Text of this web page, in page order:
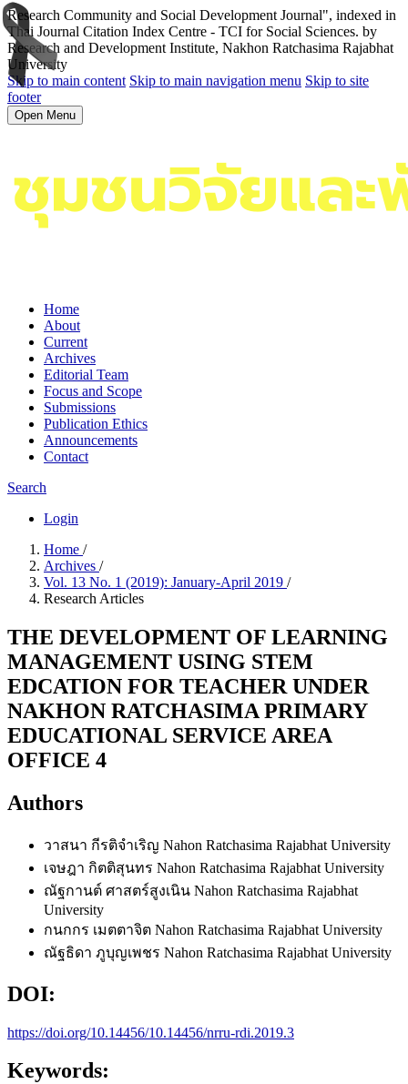
Research Community and Social Development Journal", indexed in
Thai Journal Citation Index Centre - TCI for Social Sciences. by
Research and Development Institute, Nakhon Ratchasima Rajabhat
University
Skip to main content Skip to main navigation menu Skip to site
footer
Open Menu
Home
About
Current
Archives
Editorial Team
Focus and Scope
Submissions
Publication Ethics
Announcements
Contact
Search
Login
Home /
Archives /
Vol. 13 No. 1 (2019): January-April 2019 /
Research Articles
THE DEVELOPMENT OF LEARNING
MANAGEMENT USING STEM
EDCATION FOR TEACHER UNDER
NAKHON RATCHASIMA PRIMARY
EDUCATIONAL SERVICE AREA
OFFICE 4
Authors
วาสนา กีรติจำเริญ Nahon Ratchasima Rajabhat University
เจษฎา กิตติสุนทร Nahon Ratchasima Rajabhat University
ณัฐกานต์ ศาสตร์สูงเนิน Nahon Ratchasima Rajabhat
University
กนกกร เมตตาจิต Nahon Ratchasima Rajabhat University
ณัฐธิดา ภูบุญเพชร Nahon Ratchasima Rajabhat University
DOI:
https://doi.org/10.14456/10.14456/nrru-rdi.2019.3
Keywords: